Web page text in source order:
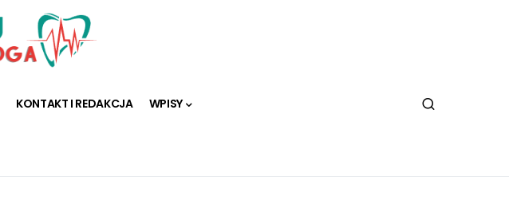
KONTAKT I REDAKCJA WPISY